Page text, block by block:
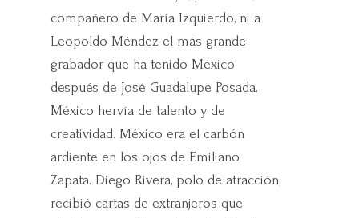
compañero de María Izquierdo, ni a
Leopoldo Méndez el más grande
grabador que ha tenido México
después de José Guadalupe Posada.
México hervía de talento y de
creatividad. México era el carbón
ardiente en los ojos de Emiliano
Zapata. Diego Rivera, polo de atracción,
recibió cartas de extranjeros que